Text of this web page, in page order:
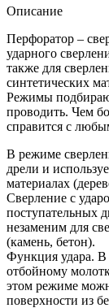
Описание
Перфоратор –
ударного
также для
синтетических
Режимы
проводить. Чем
справится с
В режиме
дрели и
материалах
Сверление с
поступательных
незаменим для
(камень, бетон).
Функция удара. В
отбойному
этом режиме
поверхности из